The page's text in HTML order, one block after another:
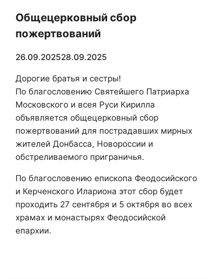
Общецерковный сбор
пожертвований
26.09.202528.09.2025
Дорогие братья и сестры!
По благословению Святейшего Патриарха
Московского и всея Руси Кирилла
объявляется общецерковный сбор
пожертвований для пострадавших мирных
жителей Донбасса, Новороссии и
обстреливаемого приграничья.
По благословению епископа Феодосийского
и Керченского Илариона этот сбор будет
проходить 27 сентября и 5 октября во всех
храмах и монастырях Феодосийской
епархии.